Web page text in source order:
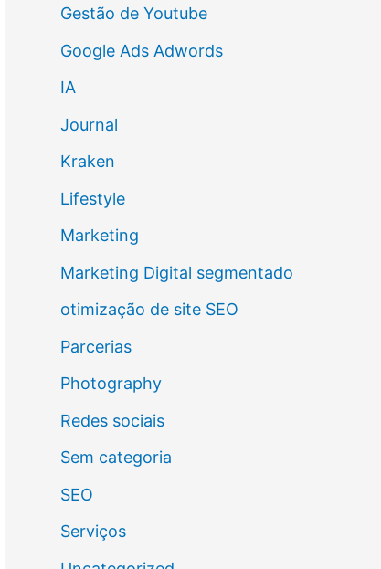
Gestão de Youtube
Google Ads Adwords
IA
Journal
Kraken
Lifestyle
Marketing
Marketing Digital segmentado
otimização de site SEO
Parcerias
Photography
Redes sociais
Sem categoria
SEO
Serviços